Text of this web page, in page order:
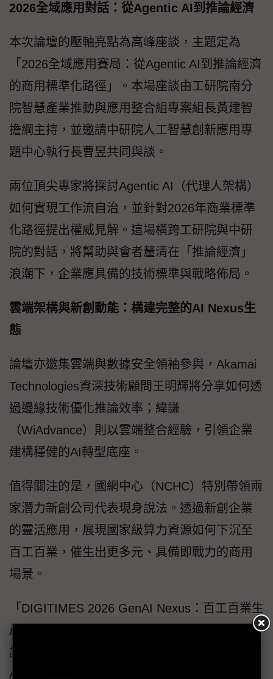
2026全域應用對話：從Agentic AI到推論經濟
本次論壇的壓軸亮點為高峰座談，主題定為
「2026全域應用賽局：從Agentic AI到推論經濟
的商用標準化路徑」。本場座談由工研院南分
院智慧產業推動與應用整合組專案組長黃建智
擔綱主持，並邀請中研院人工智慧創新應用專
題中心執行長曹昱共同與談。
兩位頂尖專家將探討Agentic AI（代理人架構）
如何實現工作流自治，並針對2026年商業標準
化路徑提出權威見解。這場橫跨工研院與中研
院的對話，將幫助與會者釐清在「推論經濟」
浪潮下，企業應具備的技術標準與戰略佈局。
雲端架構與新創動能：構建完整的AI Nexus生
態
論壇亦邀集雲端與數據安全領袖參與，Akamai
Technologies資深技術顧問王明輝將分享如何透
過邊緣技術優化推論效率；緯謙
（WiAdvance）則以雲端整合經驗，引領企業
建構穩健的AI轉型底座。
值得關注的是，國網中心（NCHC）特別帶領兩
家潛力新創公司代表現身說法。透過新創企業
的靈活應用，展現國家級算力資源如何下沉至
百工百業，催生出更多元、具備即戰力的商用
場景。
「DIGITIMES 2026 GenAI Nexus：百工百業生
產力中樞」論壇將於6月4日（四）盛大登場，
議程深度聚焦智慧零售、數據指令集、Agentic
AI以及推論經濟實務等核心維度。本活動專為